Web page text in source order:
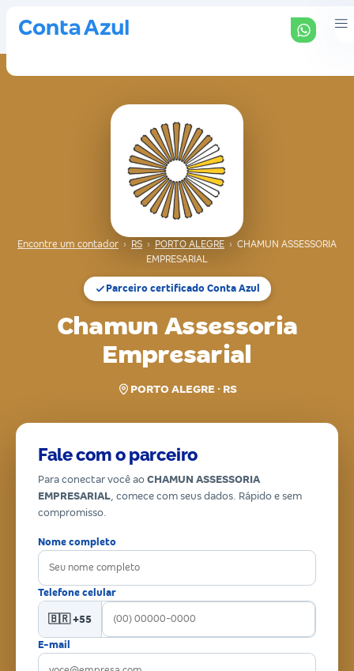
Encontre um contador › RS › PORTO ALEGRE › CHAMUN ASSESSORIA
EMPRESARIAL
Parceiro certificado Conta Azul
Chamun Assessoria
Empresarial
PORTO ALEGRE · RS
Fale com o parceiro
Para conectar você ao CHAMUN ASSESSORIA
EMPRESARIAL, comece com seus dados. Rápido e sem
compromisso.
Nome completo
Telefone celular
🇧🇷 +55
E-mail